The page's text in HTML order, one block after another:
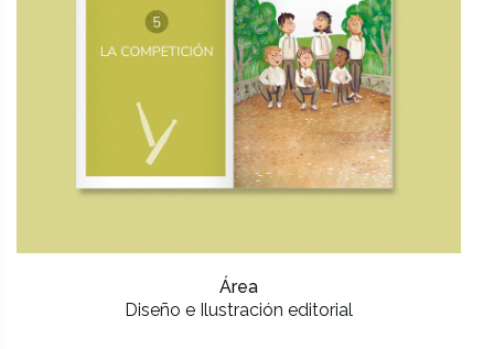
Área
Diseño e Ilustración editorial